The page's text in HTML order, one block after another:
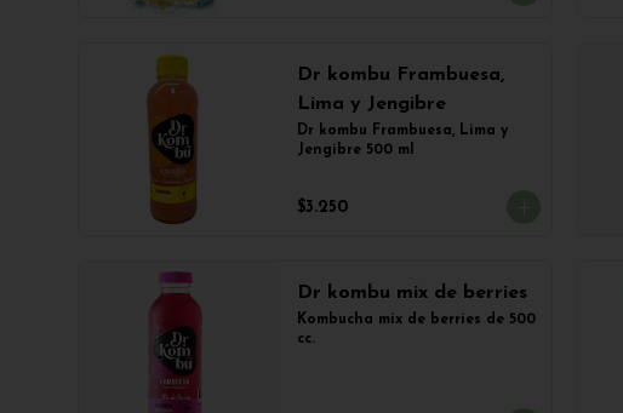
Dr kombu Frambuesa,
Lima y Jengibre
Dr kombu Frambuesa, Lima y
Jengibre 500 ml
$3.250
Dr kombu mix de berries
Kombucha mix de berries de 500
cc.